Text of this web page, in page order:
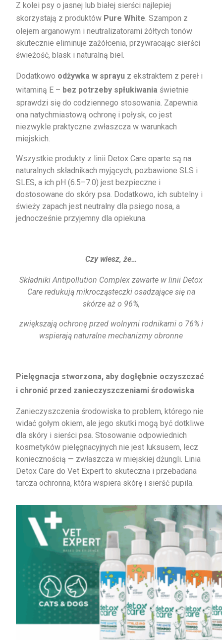
Z kolei psy o jasnej lub białej sierści najlepiej
skorzystają z produktów Pure White. Szampon z
olejem arganowym i neutralizatorami żółtych tonów
skutecznie eliminuje zażółcenia, przywracając sierści
świeżość, blask i naturalną biel.
Dodatkowo odżywka w sprayu z ekstraktem z pereł i
witaminą E – bez potrzeby spłukiwania świetnie
sprawdzi się do codziennego stosowania. Zapewnia
ona natychmiastową ochronę i połysk, co jest
niezwykle praktyczne zwłaszcza w warunkach
miejskich.
Wszystkie produkty z linii Detox Care oparte są na
naturalnych składnikach myjących, pozbawione SLS i
SLES, a ich pH (6.5–7.0) jest bezpieczne i
dostosowane do skóry psa. Dodatkowo, ich subtelny i
świeży zapach jest neutralny dla psiego nosa, a
jednocześnie przyjemny dla opiekuna.
Czy wiesz, że…
Składniki Antipollution Complex zawarte w linii Detox
Care redukują mikrocząsteczki osadzające się na
skórze aż o 96%,
zwiększają ochronę przed wolnymi rodnikami o 76% i
wspierają naturalne mechanizmy obronne
Pielęgnacja stworzona, aby dogłębnie oczyszczać
i chronić przed zanieczyszczeniami środowiska
Zanieczyszczenia środowiska to problem, którego nie
widać gołym okiem, ale jego skutki mogą być dotkliwe
dla skóry i sierści psa. Stosowanie odpowiednich
kosmetyków pielęgnacyjnych nie jest luksusem, lecz
koniecznością — zwłaszcza w miejskiej dżungli. Linia
Detox Care do Vet Expert to skuteczna i przebadana
tarcza ochronna, która wspiera skórę i sierść pupila.